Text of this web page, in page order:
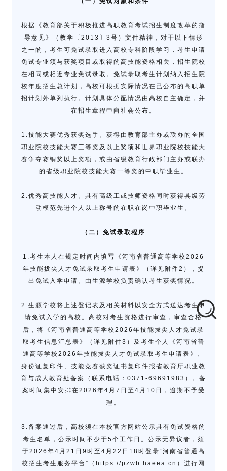
根据《教育部关于积极推进高职教育考试招生制度改革的指
导意见》（教学〔2013〕3号）文件精神，对于以下情形
之一的，考生可免试录取进入高校专科阶段学习，考生申请
免试专业须与获奖项目或取得的高技能资格相关，招生院校
在相同或相近专业免试录取。免试录取考生计划纳入招生院
校年度招生总计划，高校可根据实际情况在已公布的高职单
招计划外单列执行。计划具体分配情况由高校自主确定，并
在招生章程中向社会公布。
1.技能大赛优秀获奖选手。获得由教育部主办或联办的全国
职业院校技能大赛三等奖及以上奖项和世界职业院校技能大
赛争夺赛铜奖以上奖项，或由省级教育行政部门主办或联办
的省级职业院校技能大赛一等奖的中职毕业生。
2.优秀高技能人才。具有高级工或技师资格同时获得县级劳
动模范先进个人以上称号的在职在岗中职毕业生。
（二）免试录取程序
1.考生本人在规定时间内填写《河南省普通高等学校2026
年技能拔尖人才免试录取考生申请表》（详见附件2），提
出免试入学申请。由生源学校负责确认考生获奖情况。
2.生源学校将上述登记表及相关材料以安全方式送达考生申
请免试入学的高校。高校对考生资格进行审查，审查合格
后，将《河南省普通高等学校2026年技能拔尖人才免试录
取考生信息汇总表》（详见附件3）及考生个人《河南省普
通高等学校2026年技能拔尖人才免试录取考生申请表》、
身份证复印件、技能竞赛获奖证书复印件报省教育厅职业教
育与成人教育处备案（联系电话：0371-69691983）。备
案时间集中安排在2026年4月7日至4月10日，逾期不予受
理。
3.备案通过后，高校须在本校官方网站公示具有免试资格的
考生名单，公示时间不少于5个工作日。公示无异议者，须
于2026年4月21日9时至4月22日18时登录“河南省普通高
校招生考生服务平台”（https://pzwb.haeea.cn）进行网